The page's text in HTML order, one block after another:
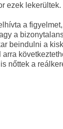
ezek lekerültek.
a
a
beindulni a
nőttek a